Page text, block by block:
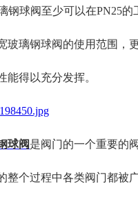
钢球阀至少可以在PN25的
玻璃钢球阀的使用范围，
能得以充分发挥。
球阀是阀门的一个重要的
整个过程中各类阀门都被